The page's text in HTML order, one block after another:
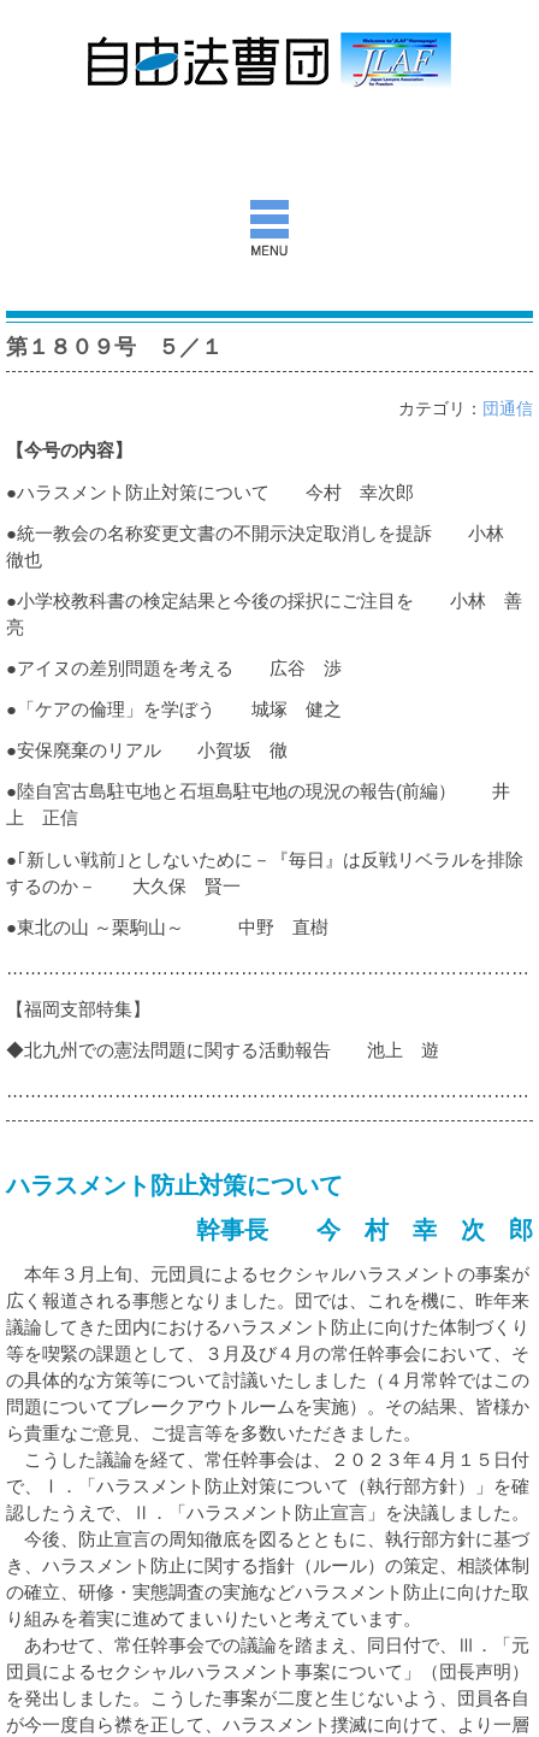
自由法曹団とは
活動報告
意見書ほか
諸課題
第１８０９号 ５／１
カテゴリ： 団通信
【今号の内容】
●ハラスメント防止対策について 今村 幸次郎
●統一教会の名称変更文書の不開示決定取消しを提訴 小林
徹也
●小学校教科書の検定結果と今後の採択にご注目を 小林 善
亮
●アイヌの差別問題を考える 広谷 渉
●「ケアの倫理」を学ぼう 城塚 健之
●安保廃棄のリアル 小賀坂 徹
●陸自宮古島駐屯地と石垣島駐屯地の現況の報告(前編） 井
上 正信
●｢新しい戦前｣としないために－『毎日』は反戦リベラルを排除
するのか－ 大久保 賢一
●東北の山 ～栗駒山～ 中野 直樹
……………………………………………………………………………
【福岡支部特集】
◆北九州での憲法問題に関する活動報告 池上 遊
……………………………………………………………………………
ハラスメント防止対策について
幹事長 今 村 幸 次 郎
本年３月上旬、元団員によるセクシャルハラスメントの事案が
広く報道される事態となりました。団では、これを機に、昨年来
議論してきた団内におけるハラスメント防止に向けた体制づくり
等を喫緊の課題として、３月及び４月の常任幹事会において、そ
の具体的な方策等について討議いたしました（４月常幹ではこの
問題についてブレークアウトルームを実施）。その結果、皆様か
ら貴重なご意見、ご提言等を多数いただきました。
こうした議論を経て、常任幹事会は、２０２３年４月１５日付
で、Ⅰ．「ハラスメント防止対策について（執行部方針）」を確
認したうえで、Ⅱ．「ハラスメント防止宣言」を決議しました。
今後、防止宣言の周知徹底を図るとともに、執行部方針に基づ
き、ハラスメント防止に関する指針（ルール）の策定、相談体制
の確立、研修・実態調査の実施などハラスメント防止に向けた取
り組みを着実に進めてまいりたいと考えています。
あわせて、常任幹事会での議論を踏まえ、同日付で、Ⅲ．「元
団員によるセクシャルハラスメント事案について」（団長声明）
を発出しました。こうした事案が二度と生じないよう、団員各自
が今一度自ら襟を正して、ハラスメント撲滅に向けて、より一層